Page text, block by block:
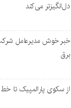
دل‌انگیزتر می‌کند
خبر خوش مدیرعامل
برق
از سکوی پارالمپیک تا